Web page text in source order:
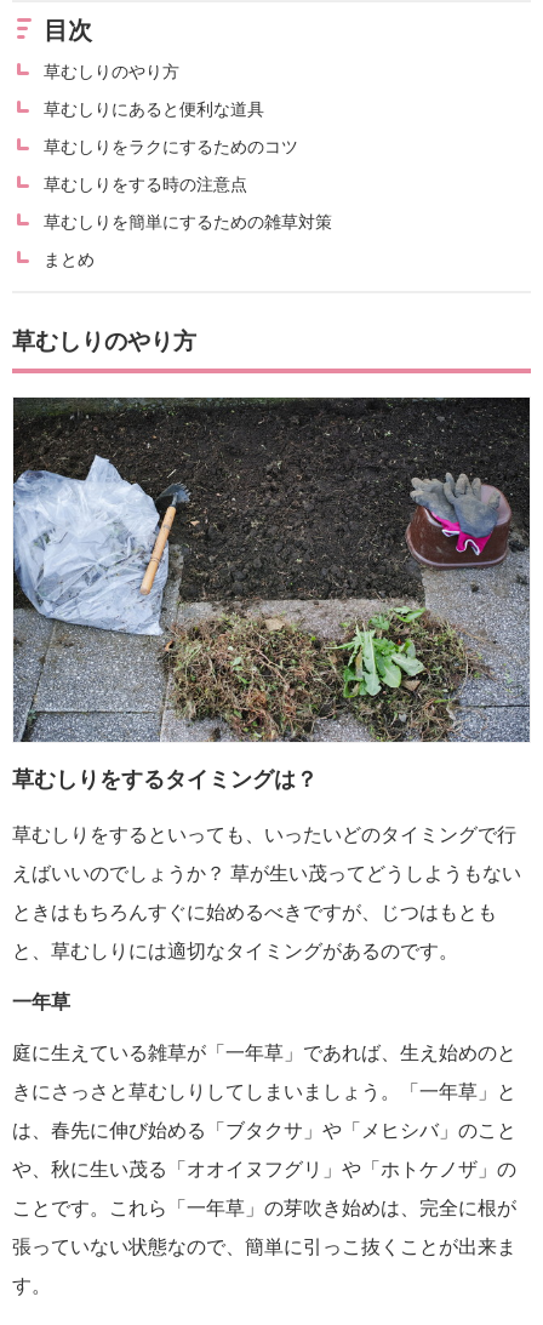
目次
草むしりのやり方
草むしりにあると便利な道具
草むしりをラクにするためのコツ
草むしりをする時の注意点
草むしりを簡単にするための雑草対策
まとめ
草むしりのやり方
草むしりをするタイミングは？
草むしりをするといっても、いったいどのタイミングで行
えばいいのでしょうか？ 草が生い茂ってどうしようもない
ときはもちろんすぐに始めるべきですが、じつはもとも
と、草むしりには適切なタイミングがあるのです。
一年草
庭に生えている雑草が「一年草」であれば、生え始めのと
きにさっさと草むしりしてしまいましょう。「一年草」と
は、春先に伸び始める「ブタクサ」や「メヒシバ」のこと
や、秋に生い茂る「オオイヌフグリ」や「ホトケノザ」の
ことです。これら「一年草」の芽吹き始めは、完全に根が
張っていない状態なので、簡単に引っこ抜くことが出来ま
す。